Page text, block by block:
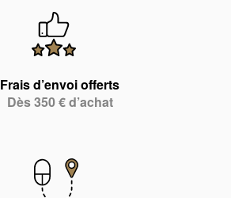
Frais d’envoi offerts
Dès 350 € d’achat